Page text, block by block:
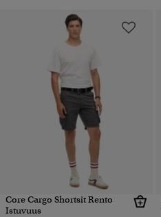
Core Cargo Shortsit Rento
Istuvuus